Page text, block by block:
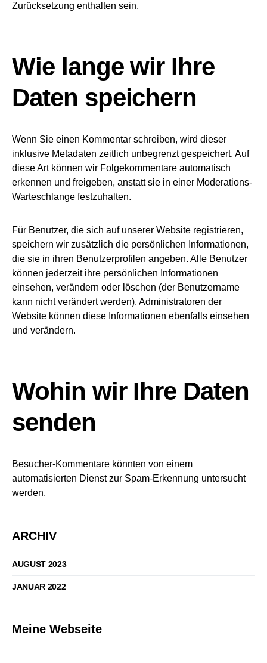
Zurücksetzung enthalten sein.
Wie lange wir Ihre
Daten speichern
Wenn Sie einen Kommentar schreiben, wird dieser
inklusive Metadaten zeitlich unbegrenzt gespeichert. Auf
diese Art können wir Folgekommentare automatisch
erkennen und freigeben, anstatt sie in einer Moderations-
Warteschlange festzuhalten.
Für Benutzer, die sich auf unserer Website registrieren,
speichern wir zusätzlich die persönlichen Informationen,
die sie in ihren Benutzerprofilen angeben. Alle Benutzer
können jederzeit ihre persönlichen Informationen
einsehen, verändern oder löschen (der Benutzername
kann nicht verändert werden). Administratoren der
Website können diese Informationen ebenfalls einsehen
und verändern.
Wohin wir Ihre Daten
senden
Besucher-Kommentare könnten von einem
automatisierten Dienst zur Spam-Erkennung untersucht
werden.
ARCHIV
AUGUST 2023
JANUAR 2022
Meine Webseite